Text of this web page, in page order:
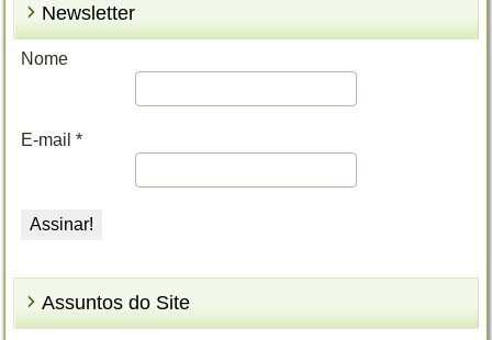
Newsletter
Nome
E-mail*
Assuntos do Site